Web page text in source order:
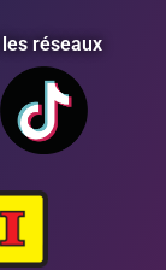
réseaux